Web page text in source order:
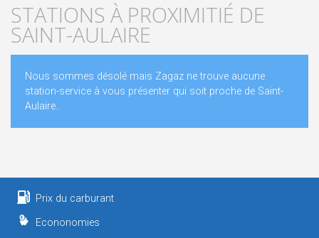
STATIONS À PROXIMITIÉ DE
SAINT-AULAIRE
Nous sommes désolé mais Zagaz ne trouve aucune
station-service à vous présenter qui soit proche de Saint-
Aulaire..
Prix du carburant
Econonomies